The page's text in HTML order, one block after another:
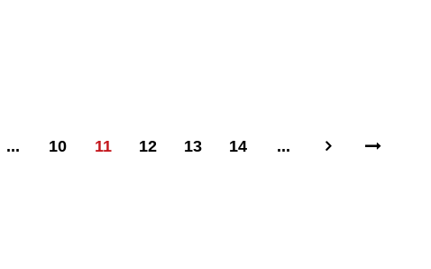
... 10 11 12 13 14 ...